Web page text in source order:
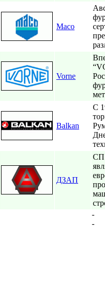
Maco
Vorne
Balkan
С
ДЗАП
СП
-
-